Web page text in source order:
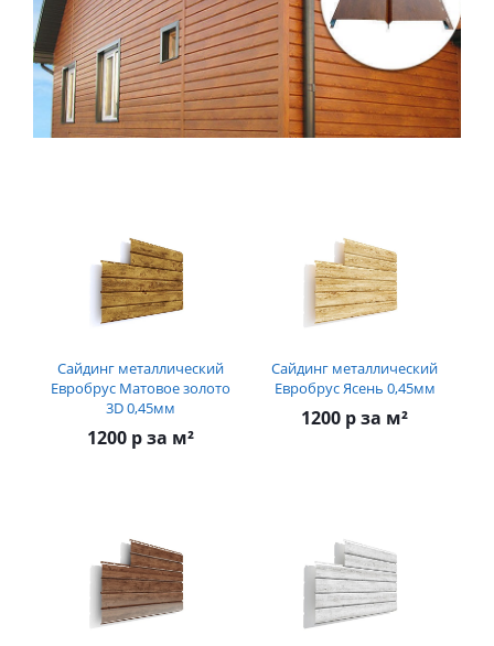
Сайдинг металлический
Евробрус Матовое золото
3D 0,45мм
1200 р за м²
Сайдинг металлический
Евробрус Ясень 0,45мм
1200 р за м²